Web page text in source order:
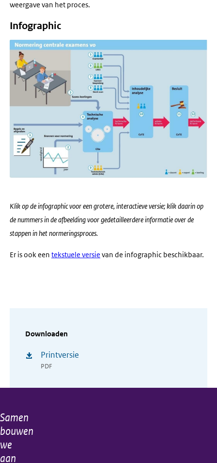
Downloaden
Printversie
PDF
weergave van het proces.
Infographic
Klik op de infographic voor een grotere, interactieve versie; klik daarin op
de nummers in de afbeelding voor gedetailleerdere informatie over de
stappen in het normeringsproces.
Er is ook een tekstuele versie van de infographic beschikbaar.
Algemene
informatie
Samen
bouwen
we
aan